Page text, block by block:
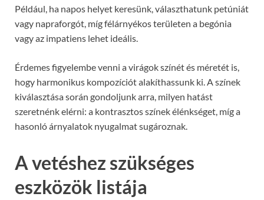
Például, ha napos helyet keresünk, választhatunk petúniát
vagy napraforgót, míg félárnyékos területen a begónia
vagy az impatiens lehet ideális.
Érdemes figyelembe venni a virágok színét és méretét is,
hogy harmonikus kompozíciót alakíthassunk ki. A színek
kiválasztása során gondoljunk arra, milyen hatást
szeretnénk elérni: a kontrasztos színek élénkséget, míg a
hasonló árnyalatok nyugalmat sugároznak.
A vetéshez szükséges
eszközök listája